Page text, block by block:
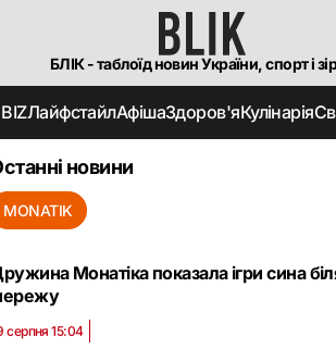
БЛІК - таблоїд новин України, спорт і
ЛайфстайлАфішаЗдоров'яКулінарія
новини
MONATIK
Монатіка показала ігри сина
серпня 15:04